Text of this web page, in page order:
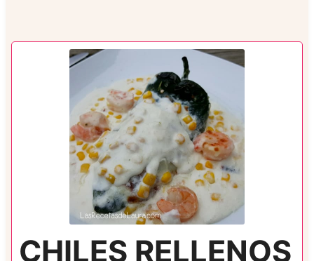
CHILES RELLENOS